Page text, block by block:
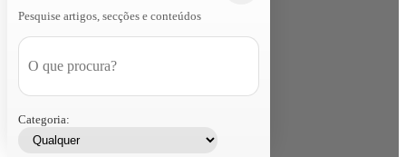
Pesquise artigos, secções e conteúdos
Categoria: